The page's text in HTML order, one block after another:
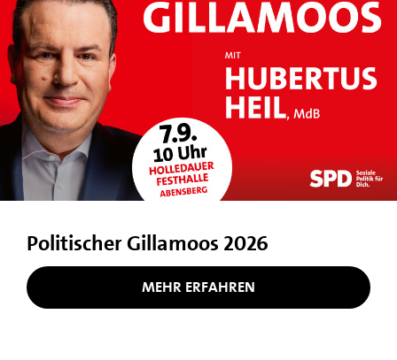
Politischer Gillamoos 2026
MEHR ERFAHREN